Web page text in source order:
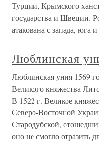
Турции, Крымского
государства и Швеции.
атакована с запада, юга и
Люблинская
Люблинская уния 1569
Великого княжества
В 1522 г. Великое
Северо-Восточной
Стародубской,
оно не смогло отразить